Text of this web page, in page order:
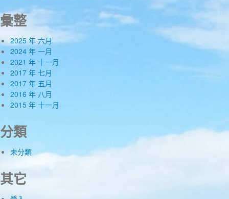
彙整
2025 年 六月
2024 年 一月
2021 年 十一月
2017 年 七月
2017 年 五月
2016 年 八月
2015 年 十一月
分類
未分類
其它